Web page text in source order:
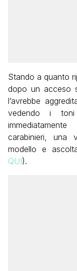
Stando a quanto
dopo un acceso
l’avrebbe
vedendo i
carabinieri, una
modello e
QUI).